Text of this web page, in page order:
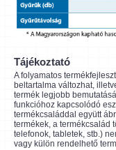
Tájékoztató
A folyamatos
beltartalma változhat,
termék legjobb
funkcióhoz kapcsolódó
termékcsaláddal együtt
termékek, a termékcsalád
telefonok, tabletek, stb.)
vagy külön rendelhető